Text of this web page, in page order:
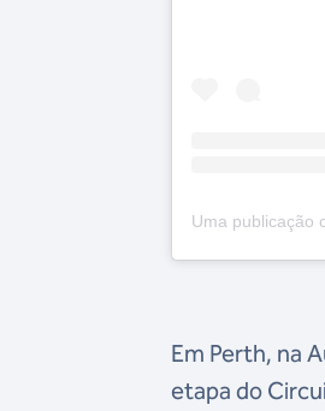
Uma publicação
Em Perth, na
etapa do